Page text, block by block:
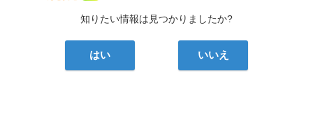
知りたい情報は見つかりましたか?
はい いいえ